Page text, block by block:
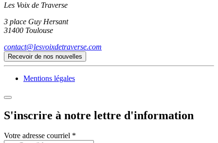
Les Voix de Traverse
3 place Guy Hersant
31400 Toulouse
contact@lesvoixdetraverse.com
Recevoir de nos nouvelles
Mentions légales
S'inscrire à notre lettre d'information
Votre adresse courriel *